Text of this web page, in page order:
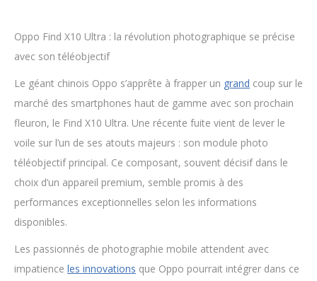
Oppo Find X10 Ultra : la révolution photographique se précise
avec son téléobjectif
Le géant chinois Oppo s’apprête à frapper un grand coup sur le
marché des smartphones haut de gamme avec son prochain
fleuron, le Find X10 Ultra. Une récente fuite vient de lever le
voile sur l’un de ses atouts majeurs : son module photo
téléobjectif principal. Ce composant, souvent décisif dans le
choix d’un appareil premium, semble promis à des
performances exceptionnelles selon les informations
disponibles.
Les passionnés de photographie mobile attendent avec
impatience les innovations que Oppo pourrait intégrer dans ce